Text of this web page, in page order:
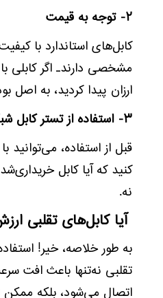
۲- توجه به قیمت
کابل‌های استاندارد با
مشخصی دارند۔ اگر کابلی
ارزان پیدا کردید، به
۳- استفاده از تستر کابل شبکه
قبل از استفاده، می‌توانید
کنید که آیا کابل
نه.
آیا کابل‌های تقلبی
به طور خلاصه، خیر!
تقلبی نه‌تنها باعث افت
اتصال می‌شود، بلکه ممکن